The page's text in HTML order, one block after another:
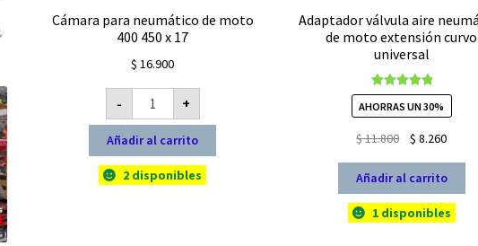
Cámara para neumático de moto
400 450 x 17
$ 16.900
-
Cámara
para
neumático
moto
400
450
x
+
Añadir al carrito
2 disponibles
Adaptador válvula aire
de moto extensión curvo
universal
Valorado con
5.00de 5
AHORRAS UN 30%
$11.800
El
original
era:
$ 11.800.
$ 8.260El
actual
es:
$ 8.260.
Añadir al carrito
1 disponibles